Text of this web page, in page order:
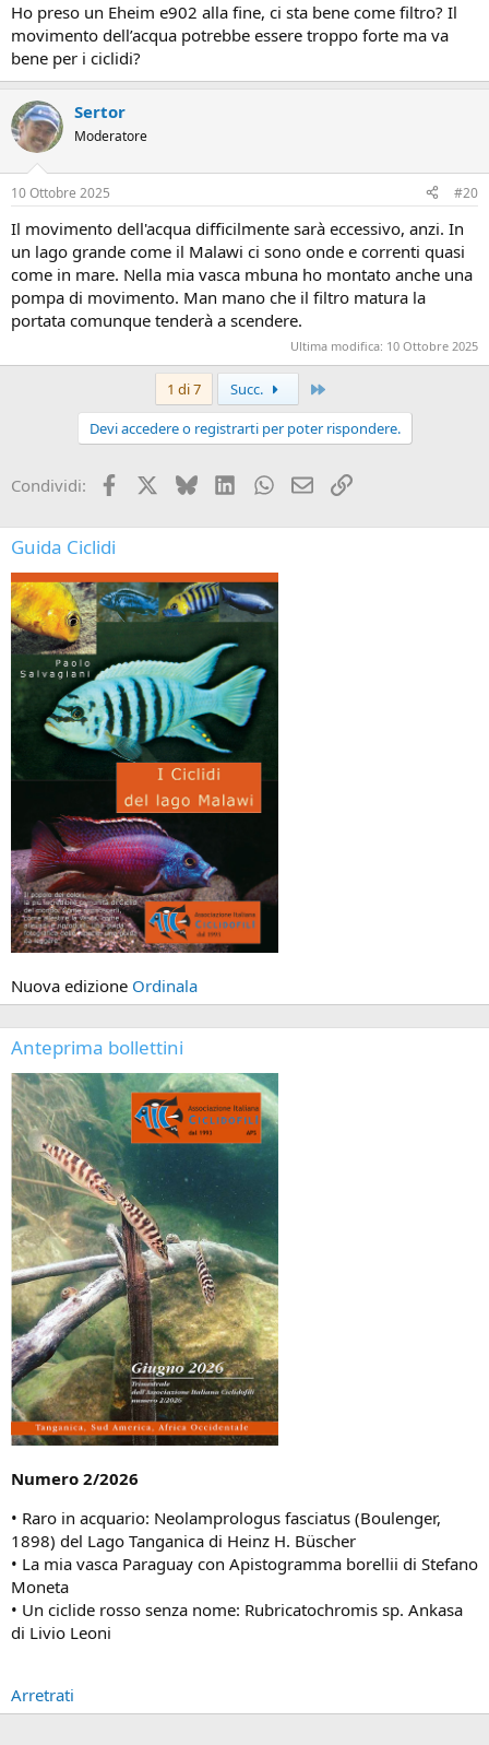
Ho preso un Eheim e902 alla fine, ci sta bene come filtro? Il
movimento dell’acqua potrebbe essere troppo forte ma va
bene per i ciclidi?
Sertor
Moderatore
10 Ottobre 2025 #20
Il movimento dell'acqua difficilmente sarà eccessivo, anzi. In
un lago grande come il Malawi ci sono onde e correnti quasi
come in mare. Nella mia vasca mbuna ho montato anche una
pompa di movimento. Man mano che il filtro matura la
portata comunque tenderà a scendere.
Ultima modifica: 10 Ottobre 2025
1 di 7 Succ.
Devi accedere o registrarti per poter rispondere.
Condividi: Facebook BlueskyLinkedInWhatsApp
e-mailLink
Guida Ciclidi
Nuova edizione Ordinala
Anteprima bollettini
Numero 2/2026
• Raro in acquario: Neolamprologus fasciatus (Boulenger,
1898) del Lago Tanganica di Heinz H. Büscher
• La mia vasca Paraguay con Apistogramma borellii di Stefano
Moneta
• Un ciclide rosso senza nome: Rubricatochromis sp. Ankasa
di Livio Leoni
Arretrati